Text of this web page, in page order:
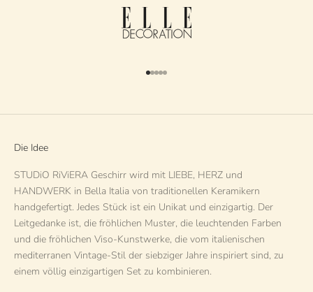
Gehe zu Element 1
Gehe zu Element 2
Gehe zu Element 3
Gehe zu Element 4
Gehe zu Element 5
Die Idee
STUDiO RiViERA Geschirr wird mit LIEBE, HERZ und
HANDWERK in Bella Italia von traditionellen Keramikern
handgefertigt. Jedes Stück ist ein Unikat und einzigartig. Der
Leitgedanke ist, die fröhlichen Muster, die leuchtenden Farben
und die fröhlichen Viso-Kunstwerke, die vom italienischen
mediterranen Vintage-Stil der siebziger Jahre inspiriert sind, zu
einem völlig einzigartigen Set zu kombinieren.